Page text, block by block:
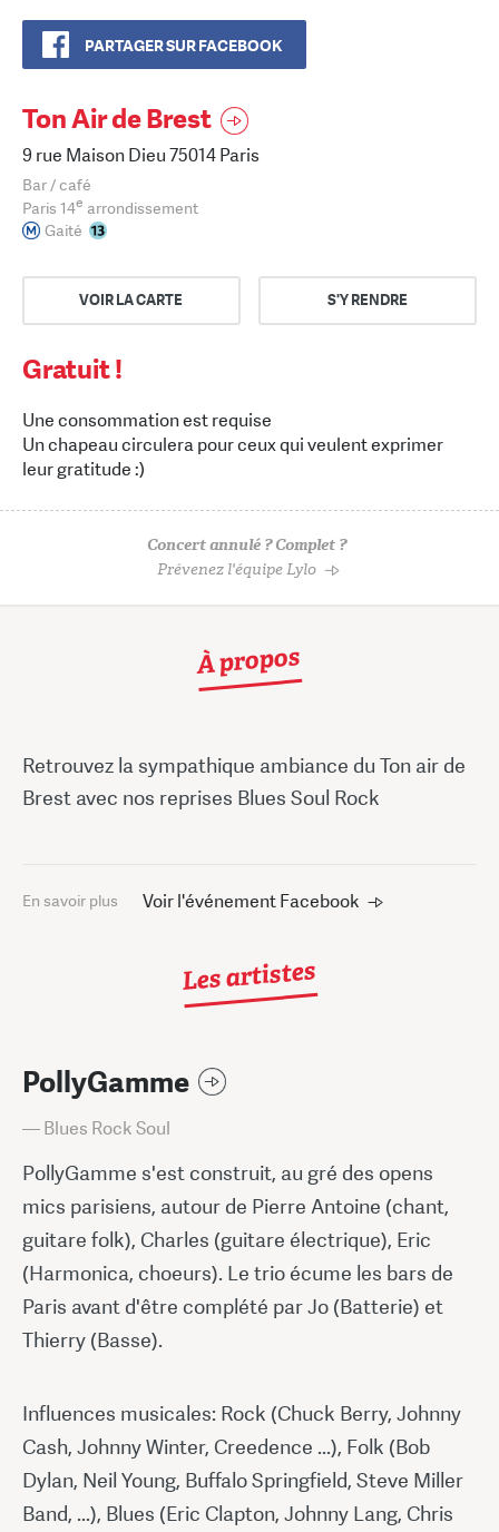
PARTAGER SUR FACEBOOK
Ton Air de Brest
9 rue Maison Dieu 75014 Paris
Bar / café
Paris 14e arrondissement
Gaité
VOIR LA CARTE S'Y RENDRE
Gratuit !
Une consommation est requise
Un chapeau circulera pour ceux qui veulent exprimer
leur gratitude :)
Concert annulé ? Complet ?
Prévenez l'équipe Lylo
À propos
Retrouvez la sympathique ambiance du Ton air de
Brest avec nos reprises Blues Soul Rock
En savoir plus Voir l'événement Facebook
Les artistes
PollyGamme
— Blues Rock Soul
PollyGamme s'est construit, au gré des opens
mics parisiens, autour de Pierre Antoine (chant,
guitare folk), Charles (guitare électrique), Eric
(Harmonica, choeurs). Le trio écume les bars de
Paris avant d'être complété par Jo (Batterie) et
Thierry (Basse).
Influences musicales: Rock (Chuck Berry, Johnny
Cash, Johnny Winter, Creedence ...), Folk (Bob
Dylan, Neil Young, Buffalo Springfield, Steve Miller
Band, ...), Blues (Eric Clapton, Johnny Lang, Chris